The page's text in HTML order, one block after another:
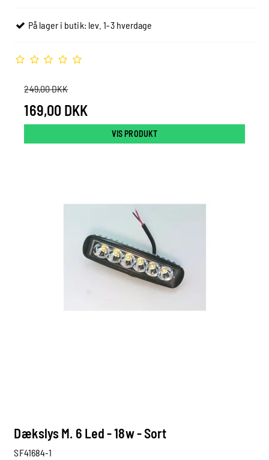
På lager i butik: lev. 1-3 hverdage
249,00 DKK
169,00 DKK
VIS PRODUKT
Dækslys M. 6 Led - 18w - Sort
SF41684-1